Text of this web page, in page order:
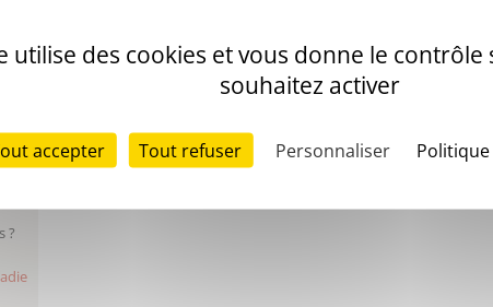
-
?
utilise des cookies et vous donne le contrôle
souhaitez activer
accepter Tout refuser Personnaliser